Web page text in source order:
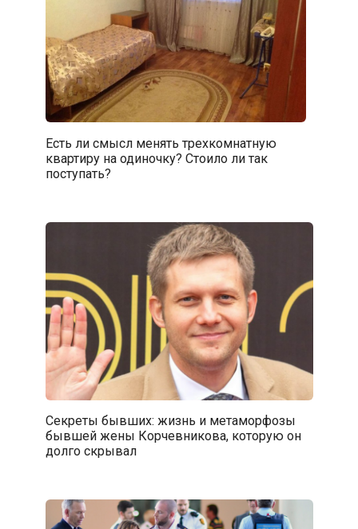
Есть ли смысл менять трехкомнатную
квартиру на одиночку? Стоило ли так
поступать?
Секреты бывших: жизнь и метаморфозы
бывшей жены Корчевникова, которую он
долго скрывал